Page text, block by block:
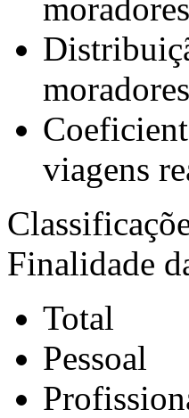
viagens
Finalidade
Total
Pessoal